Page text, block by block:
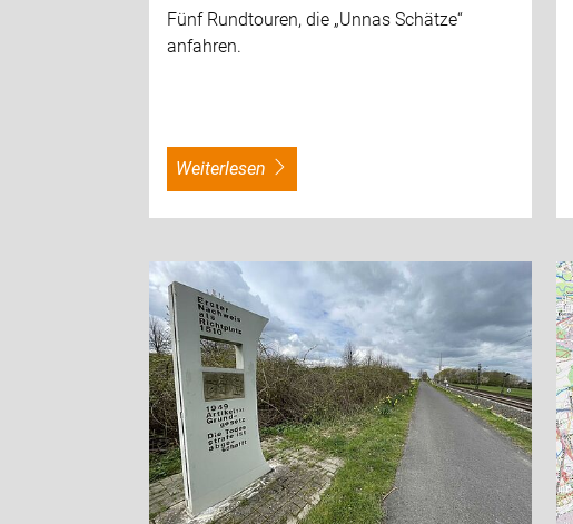
Fünf Rundtouren, die „Unnas Schätze“
anfahren.
weiterlesen